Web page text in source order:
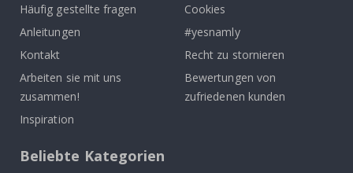
Häufig gestellte fragen
Anleitungen
Kontakt
Arbeiten sie mit uns
zusammen!
Inspiration
Cookies
#yesnamly
Recht zu stornieren
Bewertungen von
zufriedenen kunden
Beliebte Kategorien